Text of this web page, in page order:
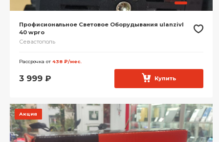
Профисиональное Световое Оборудывания ulanzivl
40 wpro
Севастополь
Рассрочка от 438 ₽/мес.
3 999 ₽ Купить
Акция